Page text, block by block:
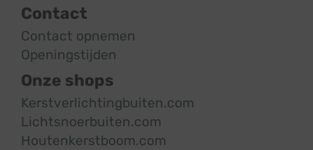
Contact
Contact opnemen
Openingstijden
Onze shops
Kerstverlichtingbuiten.com
Lichtsnoerbuiten.com
Houtenkerstboom.com